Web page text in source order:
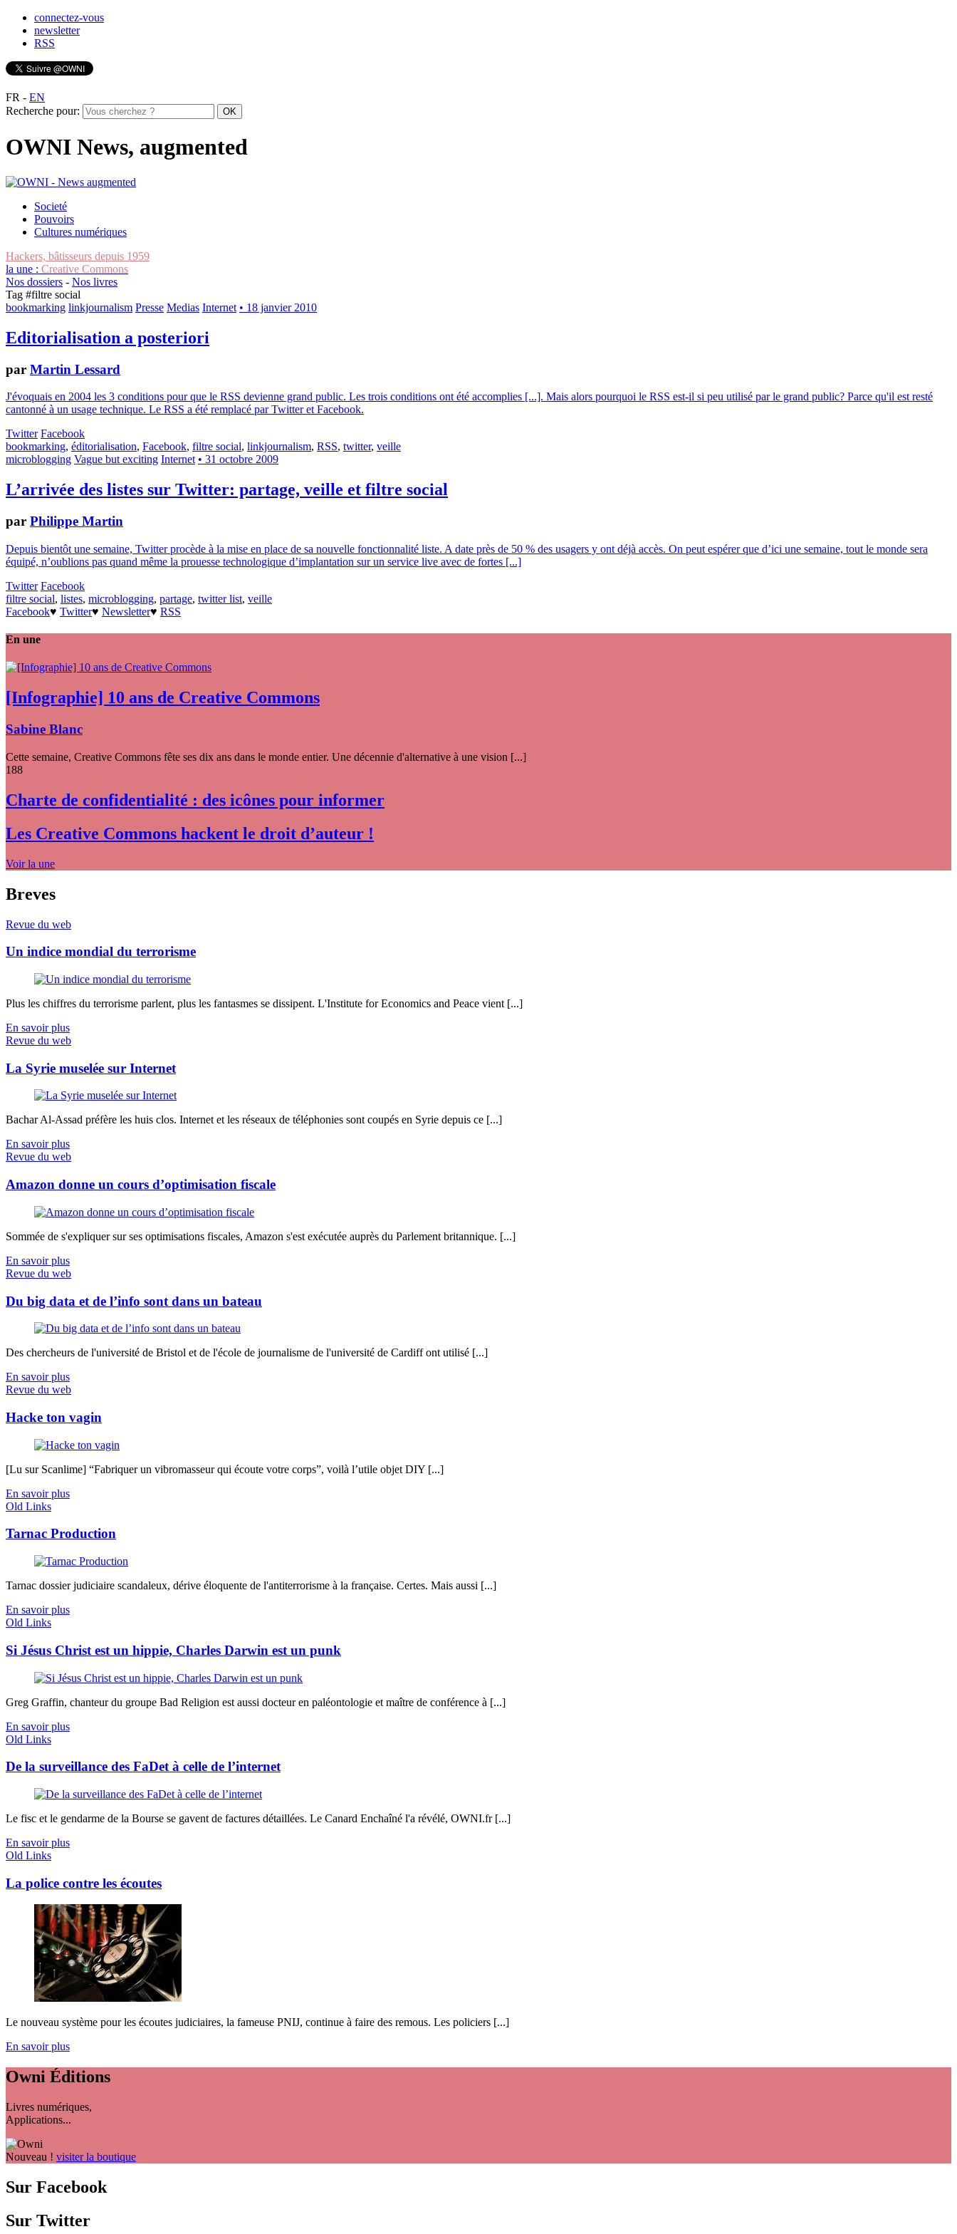
connectez-vous
newsletter
RSS
FR - EN
Recherche pour:
OWNI News, augmented
Societé
Pouvoirs
Cultures numériques
Hackers, bâtisseurs depuis 1959
la une : Creative Commons
Nos dossiers - Nos livres
Tag #filtre social
bookmarking linkjournalism Presse Medias Internet • 18 janvier 2010
Editorialisation a posteriori
par Martin Lessard
J'évoquais en 2004 les 3 conditions pour que le RSS devienne grand public. Les trois conditions ont été accomplies [...]. Mais alors pourquoi le RSS est-il si peu utilisé par le grand public? Parce qu'il est resté
cantonné à un usage technique. Le RSS a été remplacé par Twitter et Facebook.
Twitter Facebook
bookmarking, éditorialisation, Facebook, filtre social, linkjournalism, RSS, twitter, veille
microblogging Vague but exciting Internet • 31 octobre 2009
L’arrivée des listes sur Twitter: partage, veille et filtre social
par Philippe Martin
Depuis bientôt une semaine, Twitter procède à la mise en place de sa nouvelle fonctionnalité liste. A date près de 50 % des usagers y ont déjà accès. On peut espérer que d’ici une semaine, tout le monde sera
équipé, n’oublions pas quand même la prouesse technologique d’implantation sur un service live avec de fortes [...]
Twitter Facebook
filtre social, listes, microblogging, partage, twitter list, veille
Facebook♥ Twitter♥ Newsletter♥ RSS
En une
[Infographie] 10 ans de Creative Commons
Sabine Blanc
Cette semaine, Creative Commons fête ses dix ans dans le monde entier. Une décennie d'alternative à une vision [...]
188
Charte de confidentialité : des icônes pour informer
Les Creative Commons hackent le droit d’auteur !
Voir la une
Breves
Revue du web
Un indice mondial du terrorisme
Plus les chiffres du terrorisme parlent, plus les fantasmes se dissipent. L'Institute for Economics and Peace vient [...]
En savoir plus
Revue du web
La Syrie muselée sur Internet
Bachar Al-Assad préfère les huis clos. Internet et les réseaux de téléphonies sont coupés en Syrie depuis ce [...]
En savoir plus
Revue du web
Amazon donne un cours d’optimisation fiscale
Sommée de s'expliquer sur ses optimisations fiscales, Amazon s'est exécutée auprès du Parlement britannique. [...]
En savoir plus
Revue du web
Du big data et de l’info sont dans un bateau
Des chercheurs de l'université de Bristol et de l'école de journalisme de l'université de Cardiff ont utilisé [...]
En savoir plus
Revue du web
Hacke ton vagin
[Lu sur Scanlime] “Fabriquer un vibromasseur qui écoute votre corps”, voilà l’utile objet DIY [...]
En savoir plus
Old Links
Tarnac Production
Tarnac dossier judiciaire scandaleux, dérive éloquente de l'antiterrorisme à la française. Certes. Mais aussi [...]
En savoir plus
Old Links
Si Jésus Christ est un hippie, Charles Darwin est un punk
Greg Graffin, chanteur du groupe Bad Religion est aussi docteur en paléontologie et maître de conférence à [...]
En savoir plus
Old Links
De la surveillance des FaDet à celle de l’internet
Le fisc et le gendarme de la Bourse se gavent de factures détaillées. Le Canard Enchaîné l'a révélé, OWNI.fr [...]
En savoir plus
Old Links
La police contre les écoutes
Le nouveau système pour les écoutes judiciaires, la fameuse PNIJ, continue à faire des remous. Les policiers [...]
En savoir plus
Owni Éditions
Livres numériques,
Applications...
Nouveau ! visiter la boutique
Sur Facebook
Sur Twitter